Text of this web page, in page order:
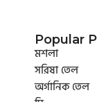
Popular
মশলা
সরিষা তেল
অর্গানিক তেল